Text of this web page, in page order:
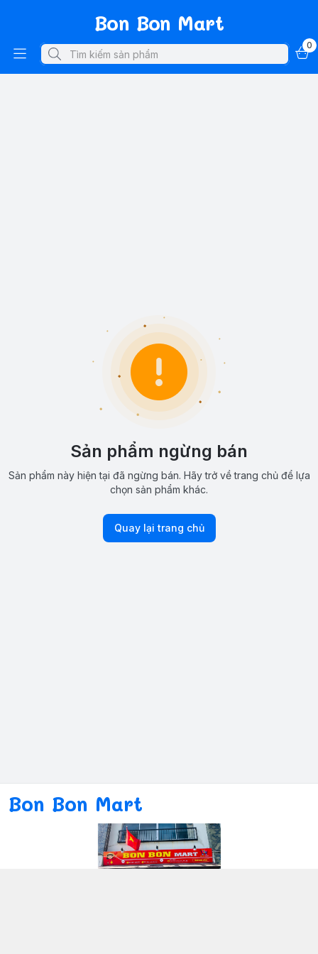
Bon Bon Mart
0
Sản phẩm ngừng bán
Sản phẩm này hiện tại đã ngừng bán. Hãy trở về trang chủ để lựa
chọn sản phẩm khác.
Quay lại trang chủ
Bon Bon Mart